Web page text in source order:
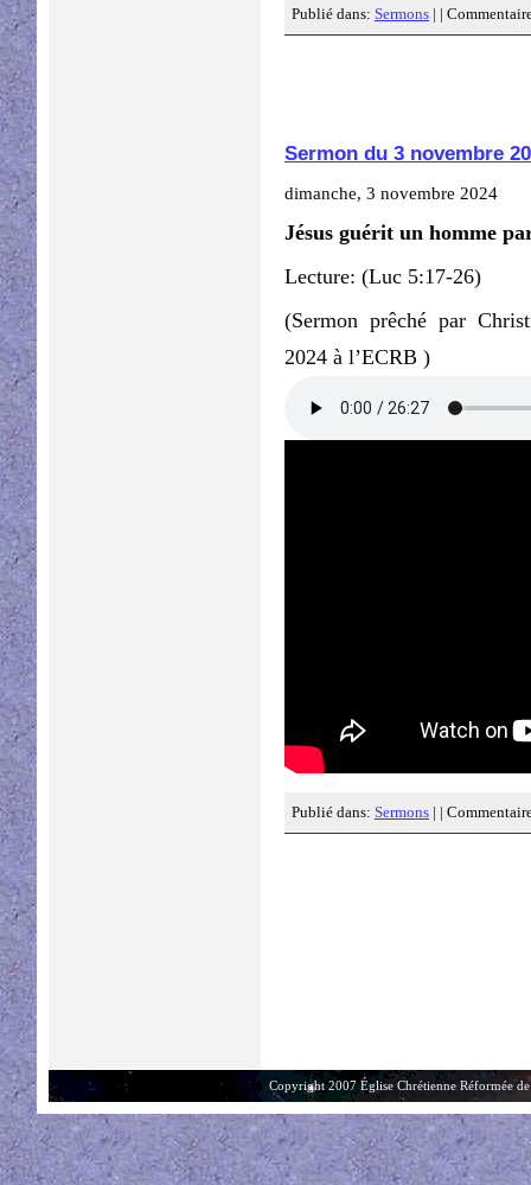
Publié dans: Sermons | |
Sermon du 3 novembre
dimanche, 3 novembre 2024
Jésus guérit un homme
Lecture: (Luc 5:17-26)
(Sermon prêché par
2024 à l’ECRB )
Publié dans: Sermons | |
Copyright 2007 Église Chrétienne Réformée